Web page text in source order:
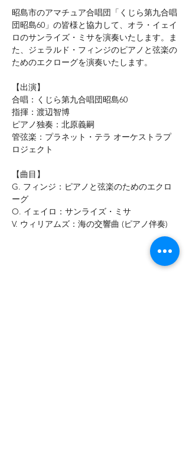
昭島市のアマチュア合唱団「くじら第九合唱
団昭島60」の皆様と協力して、オラ・イェイ
ロのサンライズ・ミサを演奏いたします。ま
た、ジェラルド・フィンジのピアノと弦楽の
ためのエクローグを演奏いたします。
【出演】
合唱：くじら第九合唱団昭島60
指揮：渡辺智博
ピアノ独奏：北原義嗣
管弦楽：プラネット・テラ オーケストラプ
ロジェクト
【曲目】
G. フィンジ：ピアノと弦楽のためのエクロ
ーグ
O. イェイロ：サンライズ・ミサ
V. ウィリアムズ：海の交響曲 (ピアノ伴奏)